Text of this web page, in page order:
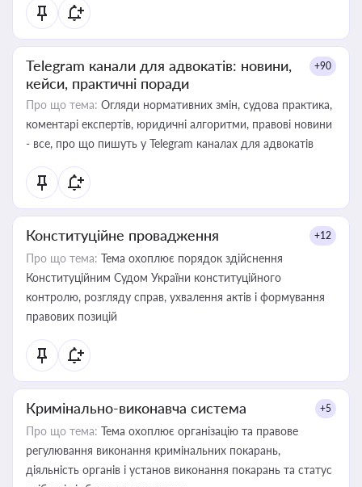
Telegram канали для адвокатів: новини,
кейси, практичні поради
+90
Про що тема: Огляди нормативних змін, судова практика,
коментарі експертів, юридичні алгоритми, правові новини
- все, про що пишуть у Telegram каналах для адвокатів
Конституційне провадження +12
Про що тема: Тема охоплює порядок здійснення
Конституційним Судом України конституційного
контролю, розгляду справ, ухвалення актів і формування
правових позицій
Кримінально-виконавча система +5
Про що тема: Тема охоплює організацію та правове
регулювання виконання кримінальних покарань,
діяльність органів і установ виконання покарань та статус